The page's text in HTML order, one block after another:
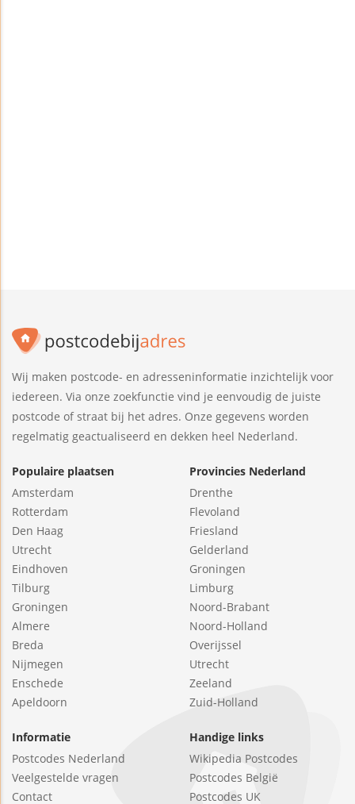
Wij maken postcode- en adresseninformatie inzichtelijk voor
iedereen. Via onze zoekfunctie vind je eenvoudig de juiste
postcode of straat bij het adres. Onze gegevens worden
regelmatig geactualiseerd en dekken heel Nederland.
Populaire plaatsen
Amsterdam
Rotterdam
Den Haag
Utrecht
Eindhoven
Tilburg
Groningen
Almere
Breda
Nijmegen
Enschede
Apeldoorn
Provincies Nederland
Drenthe
Flevoland
Friesland
Gelderland
Groningen
Limburg
Noord-Brabant
Noord-Holland
Overijssel
Utrecht
Zeeland
Zuid-Holland
Informatie
Postcodes Nederland
Veelgestelde vragen
Contact
Handige links
Wikipedia Postcodes
Postcodes België
Postcodes UK